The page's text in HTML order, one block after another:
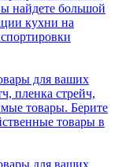
найдете большой
кухни на
для ваших
пленка стрейч,
товары. Берите
товары в